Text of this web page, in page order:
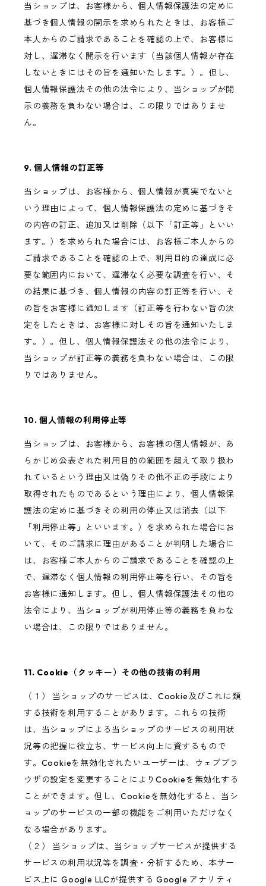
当ショップは、お客様から、個人情報保護法の定めに
基づき個人情報の開示を求められたときは、お客様ご
本人からのご請求であることを確認の上で、お客様に
対し、遅滞なく開示を行います（当該個人情報が存在
しないときにはその旨を通知いたします。）。但し、
個人情報保護法その他の法令により、当ショップが開
示の義務を負わない場合は、この限りではありませ
ん。
9. 個人情報の訂正等
当ショップは、お客様から、個人情報が真実でないと
いう理由によって、個人情報保護法の定めに基づきそ
の内容の訂正、追加又は削除（以下「訂正等」といい
ます。）を求められた場合には、お客様ご本人からの
ご請求であることを確認の上で、利用目的の達成に必
要な範囲内において、遅滞なく必要な調査を行い、そ
の結果に基づき、個人情報の内容の訂正等を行い、そ
の旨をお客様に通知します（訂正等を行わない旨の決
定をしたときは、お客様に対しその旨を通知いたしま
す。）。但し、個人情報保護法その他の法令により、
当ショップが訂正等の義務を負わない場合は、この限
りではありません。
10. 個人情報の利用停止等
当ショップは、お客様から、お客様の個人情報が、あ
らかじめ公表された利用目的の範囲を超えて取り扱わ
れているという理由又は偽りその他不正の手段により
取得されたものであるという理由により、個人情報保
護法の定めに基づきその利用の停止又は消去（以下
「利用停止等」といいます。）を求められた場合にお
いて、そのご請求に理由があることが判明した場合に
は、お客様ご本人からのご請求であることを確認の上
で、遅滞なく個人情報の利用停止等を行い、その旨を
お客様に通知します。但し、個人情報保護法その他の
法令により、当ショップが利用停止等の義務を負わな
い場合は、この限りではありません。
11. Cookie（クッキー）その他の技術の利用
（１） 当ショップのサービスは、Cookie及びこれに類
する技術を利用することがあります。これらの技術
は、当ショップによる当ショップのサービスの利用状
況等の把握に役立ち、サービス向上に資するもので
す。Cookieを無効化されたいユーザーは、ウェブブラ
ウザの設定を変更することによりCookieを無効化する
ことができます。但し、Cookieを無効化すると、当シ
ョップのサービスの一部の機能をご利用いただけなく
なる場合があります。
（２） 当ショップは、当ショップサービスが提供する
サービスの利用状況等を調査・分析するため、本サー
ビス上に Google LLCが提供する Google アナリティ